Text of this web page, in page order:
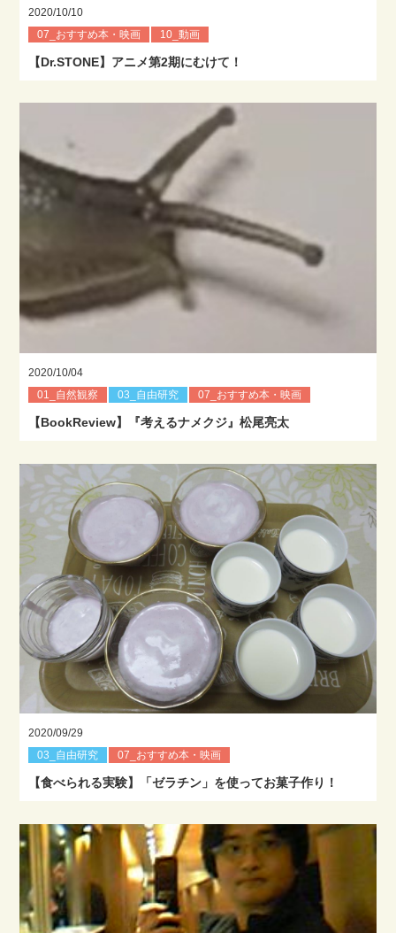
2020/10/10
07_おすすめ本・映画
10_動画
【Dr.STONE】アニメ第2期にむけて！
2020/10/04
01_自然観察
03_自由研究 07_おすすめ本・映画
【BookReview】『考えるナメクジ』松尾亮太
2020/09/29
03_自由研究
07_おすすめ本・映画
【食べられる実験】「ゼラチン」を使ってお菓子作り！